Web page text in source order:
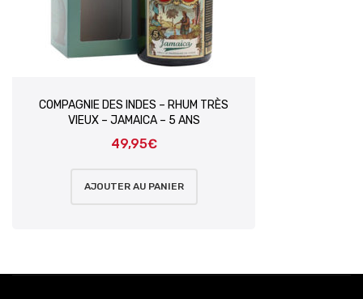
COMPAGNIE DES INDES – RHUM TRÈS
VIEUX – JAMAICA – 5 ANS
49,95€
AJOUTER AU PANIER